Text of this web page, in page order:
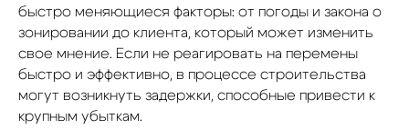
быстро меняющиеся факторы: от погоды и закона о
зонировании до клиента, который может изменить
свое мнение. Если не реагировать на перемены
быстро и эффективно, в процессе строительства
могут возникнуть задержки, способные привести к
крупным убыткам.